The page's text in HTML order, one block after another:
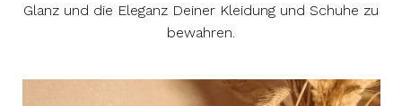
Glanz und die Eleganz Deiner Kleidung und Schuhe zu
bewahren.